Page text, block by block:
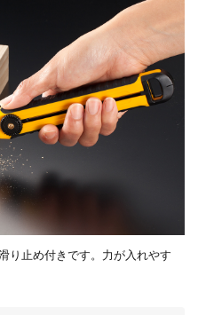
り止め付きです。力が入れやす